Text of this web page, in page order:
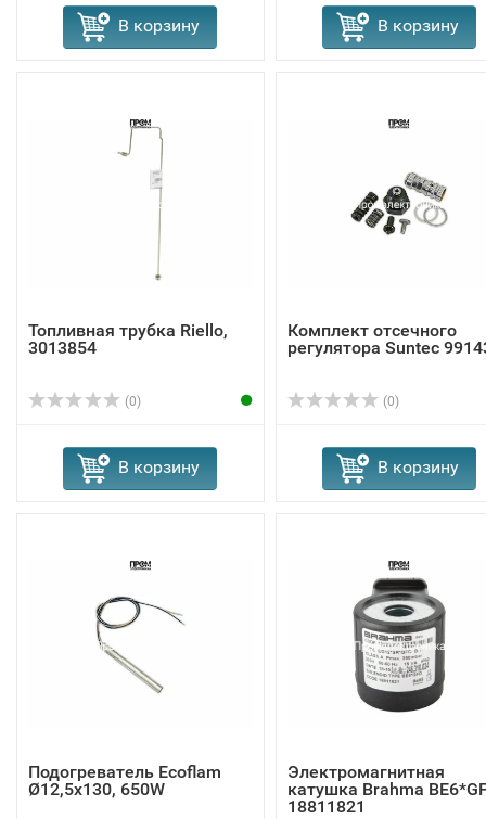
В корзину В корзину
Топливная трубка Riello,
3013854
(0)
В корзину
Комплект отсечного
регулятора Suntec
(0)
В корзину
Подогреватель Ecoflam
Ø12,5x130, 650W
Электромагнитная
катушка Brahma
18811821